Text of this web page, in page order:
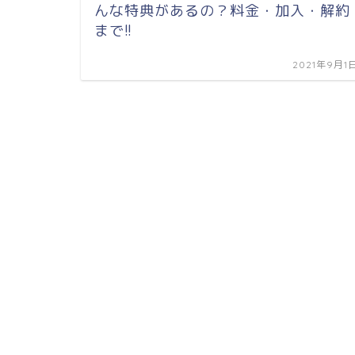
んな特典があるの？料金・加入・解約
まで!!
2021年9月1